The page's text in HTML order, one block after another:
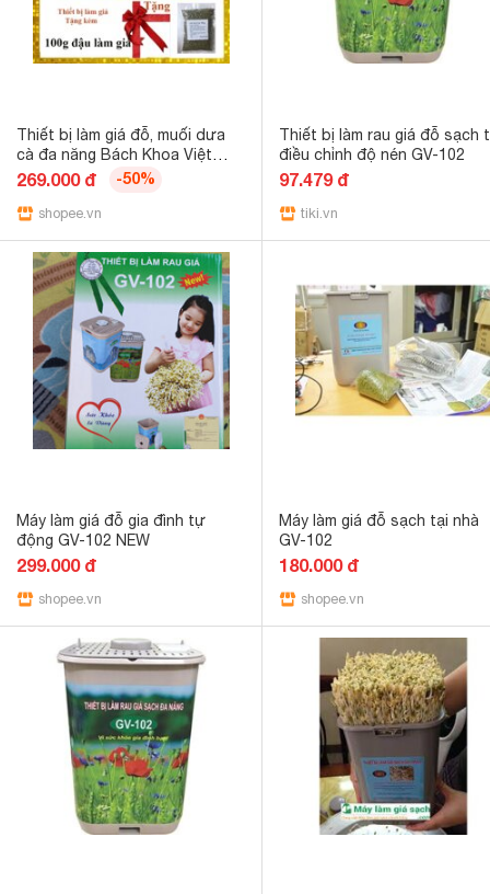
Thiết bị làm giá đỗ, muối dưa
cà đa năng Bách Khoa Việt
Nam BKIDT An toàn tiện lợi-
269.000 đ -50%
shopee.vn
Thiết bị làm rau giá đỗ sạch
điều chỉnh độ nén GV-102
97.479 đ
tiki.vn
Máy làm giá đỗ gia đình tự
động GV-102 NEW
299.000 đ
shopee.vn
Máy làm giá đỗ sạch tại nhà
GV-102
180.000 đ
shopee.vn